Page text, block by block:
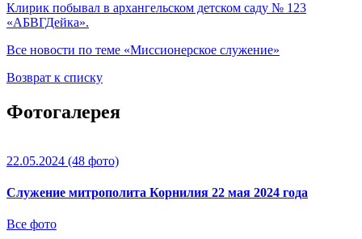
Клирик побывал в архангельском детском саду № 123
«АБВГДейка».
Все новости по теме «Миссионерское служение»
Возврат к списку
Фотогалерея
22.05.2024 (48 фото)
Служение митрополита Корнилия 22 мая 2024 года
Все фото